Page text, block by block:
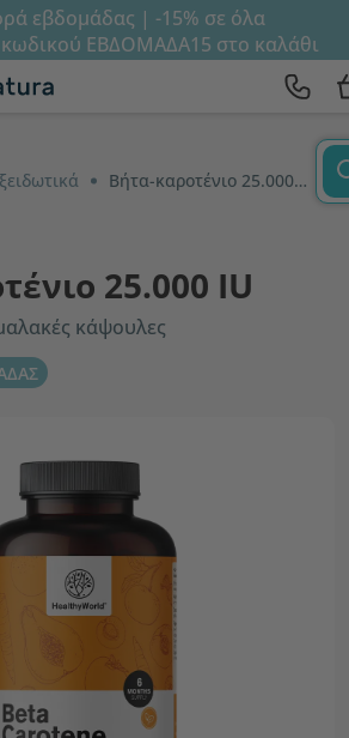
εβδομάδας | -15% σε όλα
ΕΒΔΟΜΑΔΑ15 στο καλάθι
Βήτα-καροτένιο 25.000 IU
25.000 IU
κάψουλες